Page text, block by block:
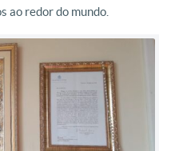
ao redor do mundo.